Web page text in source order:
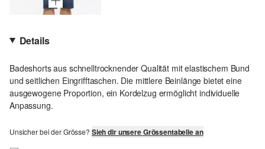
Details
Badeshorts aus schnelltrocknender Qualität mit elastischem Bund
und seitlichen Eingrifftaschen. Die mittlere Beinlänge bietet eine
ausgewogene Proportion, ein Kordelzug ermöglicht individuelle
Anpassung.
Unsicher bei der Grösse? Sieh dir unsere Grössentabelle an